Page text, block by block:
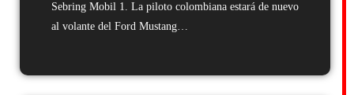
Sebring Mobil 1. La piloto colombiana estará de nuevo
al volante del Ford Mustang…